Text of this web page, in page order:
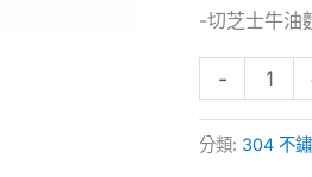
-切芝士牛油
-
數
分類: 304 不